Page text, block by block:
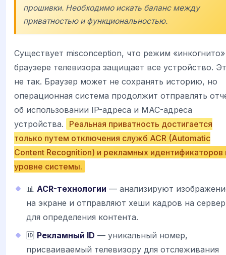
прошивки. Необходимо искать баланс между
приватностью и функциональностью.
Существует misconception, что режим
браузере телевизора защищает все устройство.
не так. Браузер может не сохранять историю, но
операционная система продолжит отправлять
об использовании IP-адреса и MAC-адреса
устройства.
Реальная приватность достигается
только путем отключения служб ACR (Automatic
Content Recognition) и рекламных идентификаторов
уровне системы.
📊 ACR-технологии — анализируют
на экране и отправляют хеши кадров на сервер
для определения контента.
🆔 Рекламный ID — уникальный номер,
присваиваемый телевизору для отслеживания